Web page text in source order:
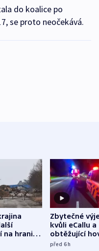
do koalice po
se proto neočekává.
na hranici
Zbytečné
kvůli eCallu a
obtěžující
zdržují
před 6h